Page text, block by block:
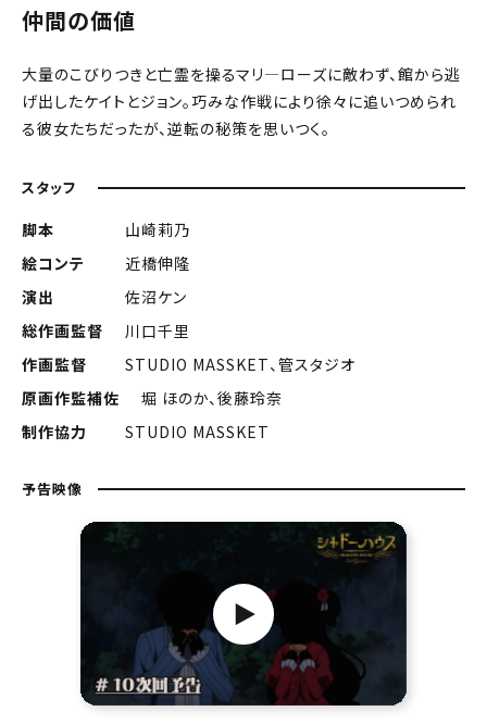
仲間の価値
大量のこびりつきと亡霊を操るマリ―ローズに敵わず、館から逃
げ出したケイトとジョン。巧みな作戦により徐々に追いつめられ
る彼女たちだったが、逆転の秘策を思いつく。
スタッフ
脚本
山崎莉乃
絵コンテ
近橋伸隆
演出
佐沼ケン
総作画監督
川口千里
作画監督
STUDIO MASSKET、管スタジオ
原画作監補佐
堀 ほのか、後藤玲奈
制作協力
STUDIO MASSKET
予告映像